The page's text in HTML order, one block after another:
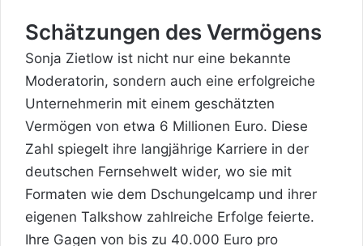
Schätzungen des Vermögens
Sonja Zietlow ist nicht nur eine bekannte
Moderatorin, sondern auch eine erfolgreiche
Unternehmerin mit einem geschätzten
Vermögen von etwa 6 Millionen Euro. Diese
Zahl spiegelt ihre langjährige Karriere in der
deutschen Fernsehwelt wider, wo sie mit
Formaten wie dem Dschungelcamp und ihrer
eigenen Talkshow zahlreiche Erfolge feierte.
Ihre Gagen von bis zu 40.000 Euro pro